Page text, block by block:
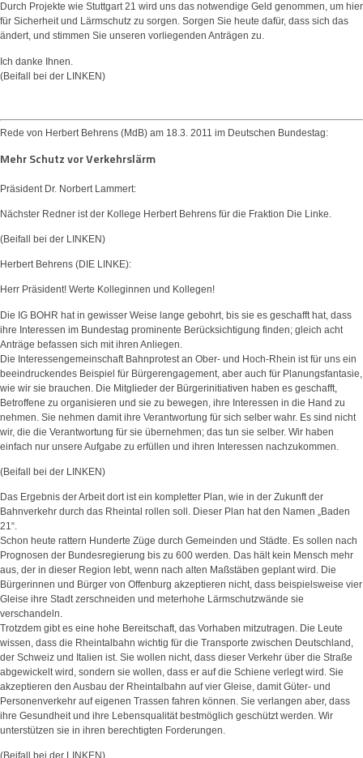
Durch Projekte wie Stuttgart 21 wird uns das notwendige Geld genommen, um hier
für Sicherheit und Lärmschutz zu sorgen. Sorgen Sie heute dafür, dass sich das
ändert, und stimmen Sie unseren vorliegenden Anträgen zu.
Ich danke Ihnen.
(Beifall bei der LINKEN)
Rede von Herbert Behrens (MdB) am 18.3. 2011 im Deutschen Bundestag:
Mehr Schutz vor Verkehrslärm
Präsident Dr. Norbert Lammert:
Nächster Redner ist der Kollege Herbert Behrens für die Fraktion Die Linke.
(Beifall bei der LINKEN)
Herbert Behrens (DIE LINKE):
Herr Präsident! Werte Kolleginnen und Kollegen!
Die IG BOHR hat in gewisser Weise lange gebohrt, bis sie es geschafft hat, dass
ihre Interessen im Bundestag prominente Berücksichtigung finden; gleich acht
Anträge befassen sich mit ihren Anliegen.
Die Interessengemeinschaft Bahnprotest an Ober- und Hoch-Rhein ist für uns ein
beeindruckendes Beispiel für Bürgerengagement, aber auch für Planungsfantasie,
wie wir sie brauchen. Die Mitglieder der Bürgerinitiativen haben es geschafft,
Betroffene zu organisieren und sie zu bewegen, ihre Interessen in die Hand zu
nehmen. Sie nehmen damit ihre Verantwortung für sich selber wahr. Es sind nicht
wir, die die Verantwortung für sie übernehmen; das tun sie selber. Wir haben
einfach nur unsere Aufgabe zu erfüllen und ihren Interessen nachzukommen.
(Beifall bei der LINKEN)
Das Ergebnis der Arbeit dort ist ein kompletter Plan, wie in der Zukunft der
Bahnverkehr durch das Rheintal rollen soll. Dieser Plan hat den Namen „Baden
21“.
Schon heute rattern Hunderte Züge durch Gemeinden und Städte. Es sollen nach
Prognosen der Bundesregierung bis zu 600 werden. Das hält kein Mensch mehr
aus, der in dieser Region lebt, wenn nach alten Maßstäben geplant wird. Die
Bürgerinnen und Bürger von Offenburg akzeptieren nicht, dass beispielsweise vier
Gleise ihre Stadt zerschneiden und meterhohe Lärmschutzwände sie
verschandeln.
Trotzdem gibt es eine hohe Bereitschaft, das Vorhaben mitzutragen. Die Leute
wissen, dass die Rheintalbahn wichtig für die Transporte zwischen Deutschland,
der Schweiz und Italien ist. Sie wollen nicht, dass dieser Verkehr über die Straße
abgewickelt wird, sondern sie wollen, dass er auf die Schiene verlegt wird. Sie
akzeptieren den Ausbau der Rheintalbahn auf vier Gleise, damit Güter- und
Personenverkehr auf eigenen Trassen fahren können. Sie verlangen aber, dass
ihre Gesundheit und ihre Lebensqualität bestmöglich geschützt werden. Wir
unterstützen sie in ihren berechtigten Forderungen.
(Beifall bei der LINKEN)